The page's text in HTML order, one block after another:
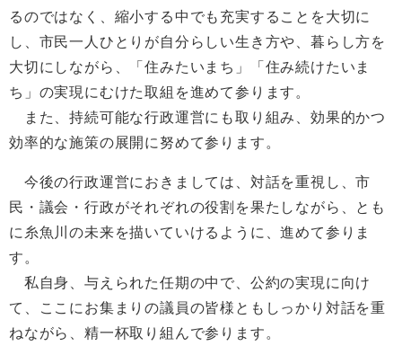
るのではなく、縮小する中でも充実することを大切に
し、市民一人ひとりが自分らしい生き方や、暮らし方を
大切にしながら、「住みたいまち」「住み続けたいま
ち」の実現にむけた取組を進めて参ります。
また、持続可能な行政運営にも取り組み、効果的かつ
効率的な施策の展開に努めて参ります。
今後の行政運営におきましては、対話を重視し、市
民・議会・行政がそれぞれの役割を果たしながら、とも
に糸魚川の未来を描いていけるように、進めて参りま
す。
私自身、与えられた任期の中で、公約の実現に向け
て、ここにお集まりの議員の皆様ともしっかり対話を重
ねながら、精一杯取り組んで参ります。